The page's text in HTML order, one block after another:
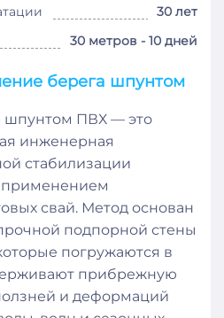
30 лет
30 метров - 10 дней
берега шпунтом
шпунтом ПВХ — это
инженерная
стабилизации
применением
свай. Метод основан
подпорной стены
погружаются в
прибрежную
и деформаций